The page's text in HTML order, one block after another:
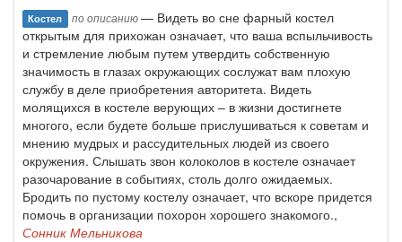
Костел по описанию— Видеть во сне фарный костел
открытым для прихожан означает, что ваша вспыльчивость
и стремление любым путем утвердить собственную
значимость в глазах окружающих сослужат вам плохую
службу в деле приобретения авторитета. Видеть
молящихся в костеле верующих – в жизни достигнете
многого, если будете больше прислушиваться к советам и
мнению мудрых и рассудительных людей из своего
окружения. Слышать звон колоколов в костеле означает
разочарование в событиях, столь долго ожидаемых.
Бродить по пустому костелу означает, что вскоре придется
помочь в организации похорон хорошего знакомого.,
Сонник Мельникова